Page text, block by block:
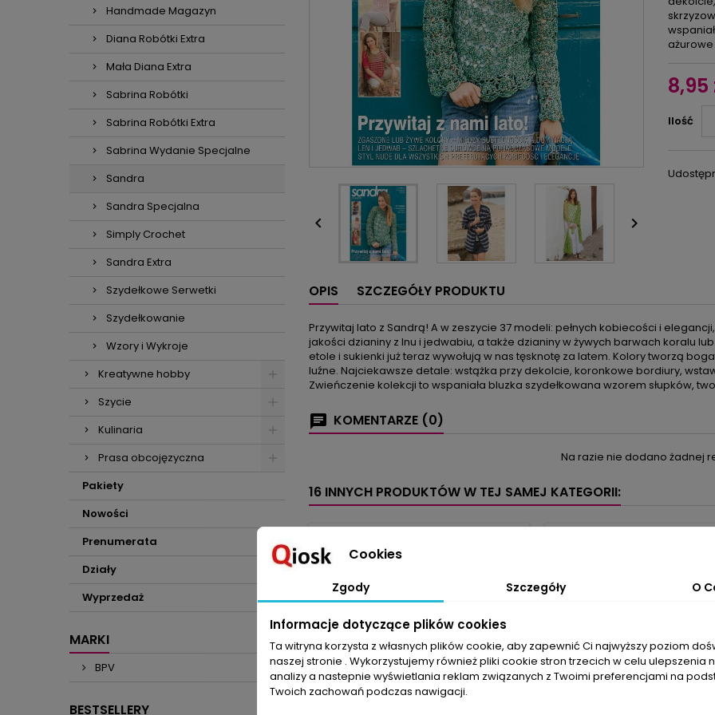
Handmade Magazyn
Diana Robótki Extra
Mała Diana Extra
Sabrina Robótki
Sabrina Robótki Extra
Sabrina Wydanie Specjalne
Sandra
Sandra Specjalna
Simply Crochet
Sandra Extra
Szydełkowe Serwetki
Szydełkowanie
Wzory i Wykroje
Kreatywne hobby
Szycie
Kulinaria
Prasa obcojęzyczna
Pakiety
Nowości
Prenumerata
Działy
Wyprzedaż
MARKI
BPV
BESTSELLERY
 
8,95
Ilość
OPIS SZCZEGÓŁY PRODUKTU
Przywitaj lato z Sandrą! A w zeszycie 37 modeli: pełnych kobiecości i
jakości dzianiny z lnu i jedwabiu, a także dzianiny w żywych barwach koralu
etole i sukienki już teraz wywołują w nas tęsknotę za latem. Kolory tworzą
luźne. Najciekawsze detale: wstążka przy dekolcie, koronkowe bordiury,
Zwieńczenie kolekcji to wspaniała bluzka szydełkowana wzorem słupków,
KOMENTARZE (0)
Na razie nie dodano żadnej
16 INNYCH PRODUKTÓW W TEJ SAMEJ KATEGORII:
Cookies
Zgody Szczegóły O
Informacje dotyczące plików cookies
Ta witryna korzysta z własnych plików cookie, aby zapewnić Ci najwyższy poziom
naszej stronie . Wykorzystujemy również pliki cookie stron trzecich w celu ulepszenia
analizy a nastepnie wyświetlania reklam związanych z Twoimi preferencjami na
Twoich zachowań podczas nawigacji.